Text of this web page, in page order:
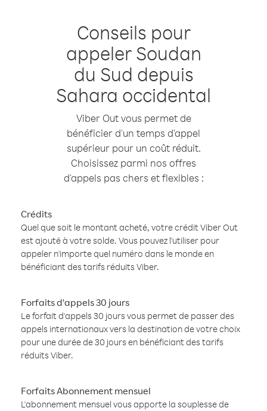
Conseils pour
appeler Soudan
du Sud depuis
Sahara occidental
Viber Out vous permet de
bénéficier d'un temps d'appel
supérieur pour un coût réduit.
Choisissez parmi nos offres
d'appels pas chers et flexibles :
Crédits
Quel que soit le montant acheté, votre crédit Viber Out
est ajouté à votre solde. Vous pouvez l'utiliser pour
appeler n'importe quel numéro dans le monde en
bénéficiant des tarifs réduits Viber.
Forfaits d'appels 30 jours
Le forfait d'appels 30 jours vous permet de passer des
appels internationaux vers la destination de votre choix
pour une durée de 30 jours en bénéficiant des tarifs
réduits Viber.
Forfaits Abonnement mensuel
L'abonnement mensuel vous apporte la souplesse de